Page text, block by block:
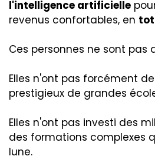
l'intelligence artificielle
revenus confortables, en
Ces personnes ne sont pas
Elles n'ont pas forcément
prestigieux de grandes
Elles n'ont pas investi des
des formations complexes
lune.